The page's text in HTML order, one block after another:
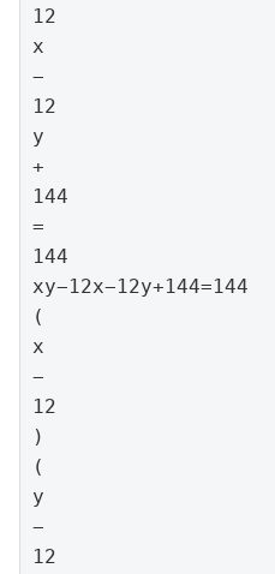
12
x
−
12
y
+
144
=
144
xy−12x−12y+144=144
(
x
−
12
)
(
y
−
12